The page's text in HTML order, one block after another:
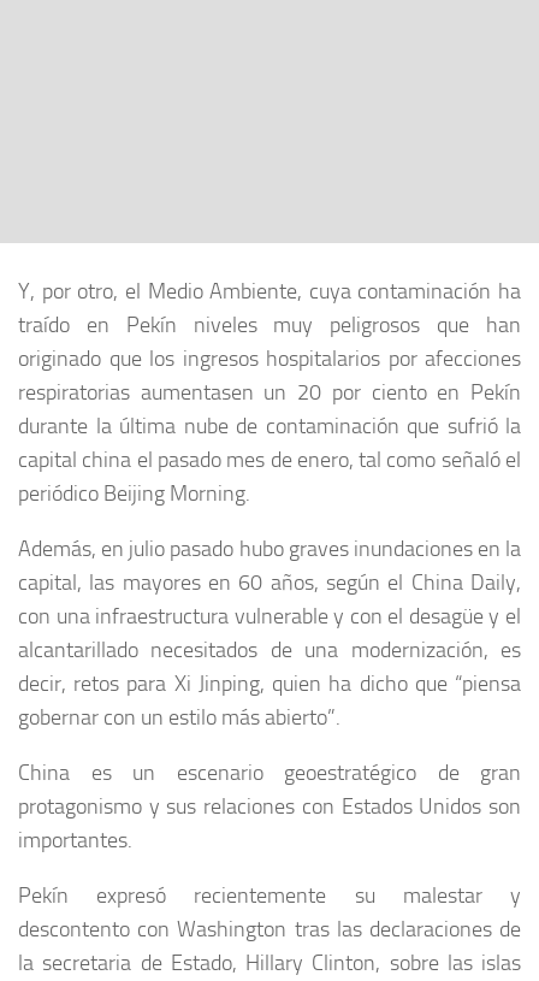
Y, por otro, el Medio Ambiente, cuya contaminación ha
traído en Pekín niveles muy peligrosos que han
originado que los ingresos hospitalarios por afecciones
respiratorias aumentasen un 20 por ciento en Pekín
durante la última nube de contaminación que sufrió la
capital china el pasado mes de enero, tal como señaló el
periódico Beijing Morning.
Además, en julio pasado hubo graves inundaciones en la
capital, las mayores en 60 años, según el China Daily,
con una infraestructura vulnerable y con el desagüe y el
alcantarillado necesitados de una modernización, es
decir, retos para Xi Jinping, quien ha dicho que “piensa
gobernar con un estilo más abierto”.
China es un escenario geoestratégico de gran
protagonismo y sus relaciones con Estados Unidos son
importantes.
Pekín expresó recientemente su malestar y
descontento con Washington tras las declaraciones de
la secretaria de Estado, Hillary Clinton, sobre las islas